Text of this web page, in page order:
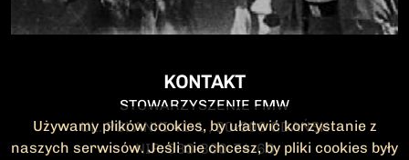
KONTAKT
STOWARZYSZENIE FMW
UL. POLANKI 41-1 , 80-308 GDAŃSK
NIP: 583-300-74-60
Używamy plików cookies, by ułatwić korzystanie z
naszych serwisów. Jeśli nie chcesz, by pliki cookies były